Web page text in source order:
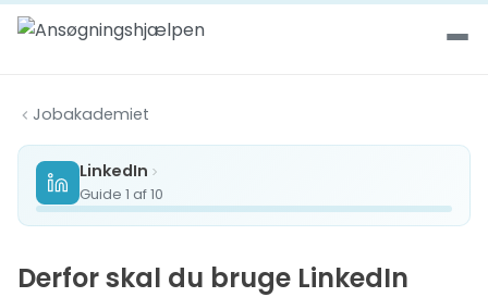
Spring til indhold
Jobakademiet
LinkedIn
Guide 1 af 10
Derfor skal du bruge LinkedIn